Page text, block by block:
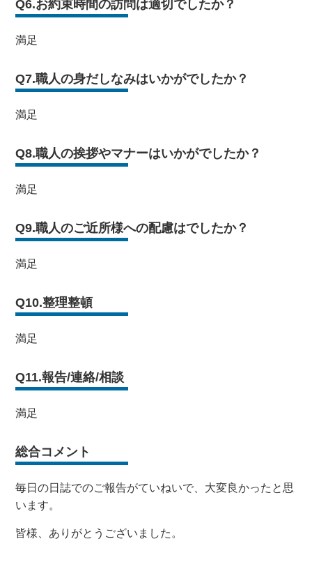
Q6.お約束時間の訪問は適切でしたか？
満足
Q7.職人の身だしなみはいかがでしたか？
満足
Q8.職人の挨拶やマナーはいかがでしたか？
満足
Q9.職人のご近所様への配慮はでしたか？
満足
Q10.整理整頓
満足
Q11.報告/連絡/相談
満足
総合コメント
毎日の日誌でのご報告がていねいで、大変良かったと思
います。
皆様、ありがとうございました。